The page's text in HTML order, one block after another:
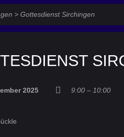
> Gottesdienst Sirchingen
2025 9:00 – 10:00